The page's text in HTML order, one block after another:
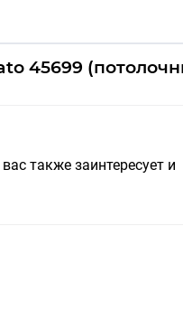
45699
также заинтересует и